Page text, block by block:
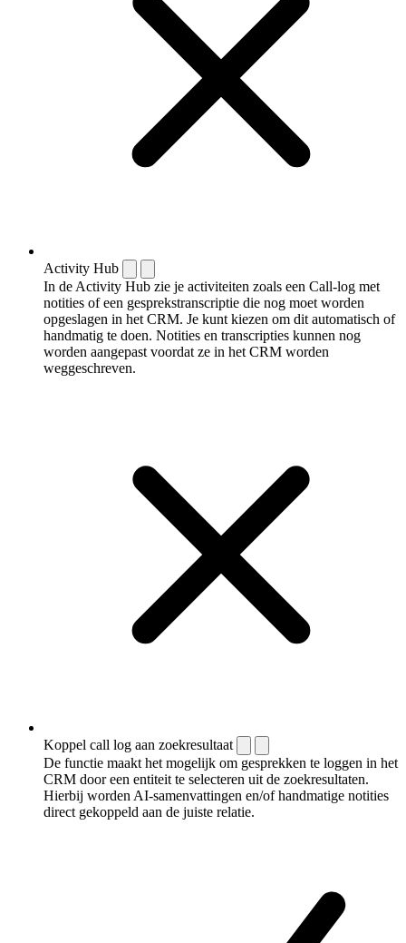
Activity Hub
In de Activity Hub zie je activiteiten zoals een Call-log met
notities of een gespreks­transcriptie die nog moet worden
opgeslagen in het CRM. Je kunt kiezen om dit automatisch of
handmatig te doen. Notities en transcripties kunnen nog
worden aangepast voordat ze in het CRM worden
weggeschreven.
Koppel call log aan zoekresultaat
De functie maakt het mogelijk om gesprekken te loggen in het
CRM door een entiteit te selecteren uit de zoekresultaten.
Hierbij worden AI-samenvattingen en/of handmatige notities
direct gekoppeld aan de juiste relatie.